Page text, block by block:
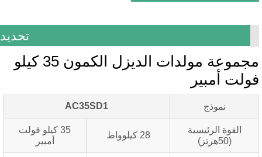
تحديد
مجموعة مولدات الديزل الكمون 35 كيلو
أمبير
AC35SD1
الرئيسية
35 كيلو فولت